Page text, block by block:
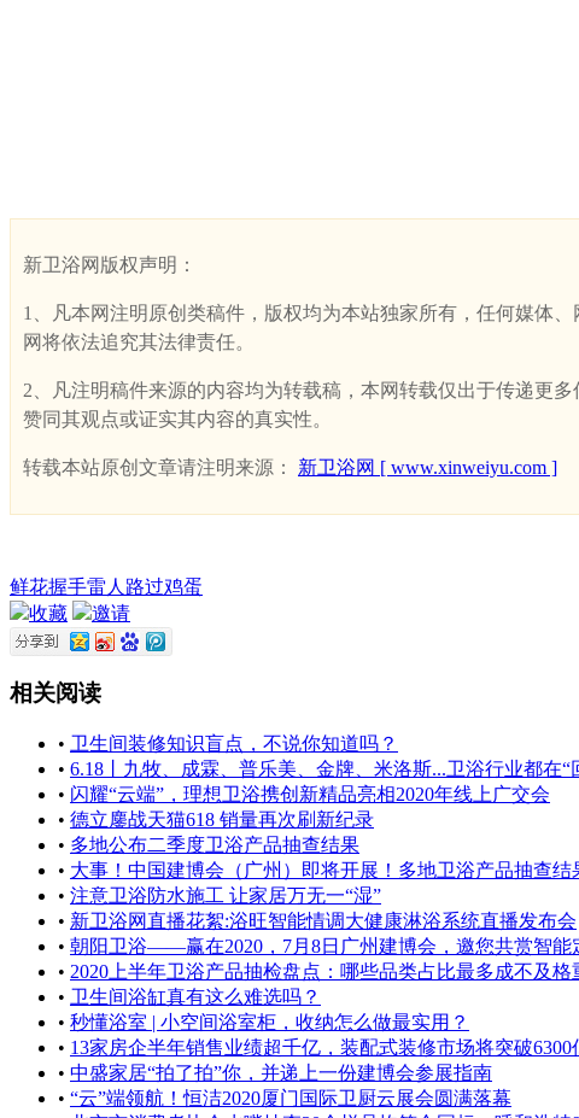
新卫浴网版权声明：
1、凡本网注明原创类稿件，版权均为本站独家所有，任何媒体
网将依法追究其法律责任。
2、凡注明稿件来源的内容均为转载稿，本网转载仅出于传递更
赞同其观点或证实其内容的真实性。
转载本站原创文章请注明来源： 新卫浴网 [ www.xinweiyu.com ]
鲜花握手雷人 路过鸡蛋
收藏
邀请
相关阅读
• 卫生间装修知识盲点，不说你知道吗？
• 6.18丨九牧、成霖、普乐美、金牌、米洛斯...卫浴行业都在“
• 闪耀“云端”，理想卫浴携创新精品亮相2020年线上广交会
• 德立鏖战天猫618 销量再次刷新纪录
• 多地公布二季度卫浴产品抽查结果
• 大事！中国建博会（广州）即将开展！多地卫浴产品抽查结
• 注意卫浴防水施工 让家居万无一“湿”
• 新卫浴网直播花絮:浴旺智能情调大健康淋浴系统直播发布会
• 朝阳卫浴——赢在2020，7月8日广州建博会，邀您共赏智能
• 2020上半年卫浴产品抽检盘点：哪些品类占比最多成不及格
• 卫生间浴缸真有这么难选吗？
• 秒懂浴室 | 小空间浴室柜，收纳怎么做最实用？
• 13家房企半年销售业绩超千亿，装配式装修市场将突破
• 中盛家居“拍了拍”你，并递上一份建博会参展指南
• “云”端领航！恒洁2020厦门国际卫厨云展会圆满落幕